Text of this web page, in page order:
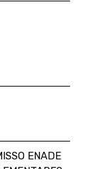
ENADE